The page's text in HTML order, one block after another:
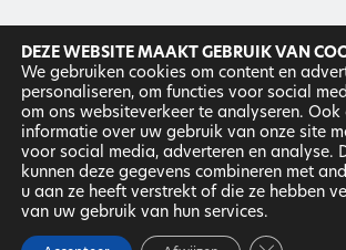
Hier geloven wij in
Ons team
Werken bij
DNR| Disclaimer| Privacyverklaring ©
Janssen. Alle rechten behouden.
DEZE WEBSITE MAAKT GEBRUIK VAN
We gebruiken cookies om content en
personaliseren, om functies voor social
om ons websiteverkeer te analyseren. Ook
informatie over uw gebruik van onze site
voor social media, adverteren en analyse.
kunnen deze gegevens combineren met
u aan ze heeft verstrekt of die ze hebben
van uw gebruik van hun services.